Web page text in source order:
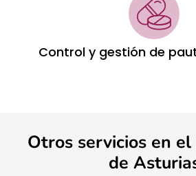
Control y gestión de
Otros servicios en
de